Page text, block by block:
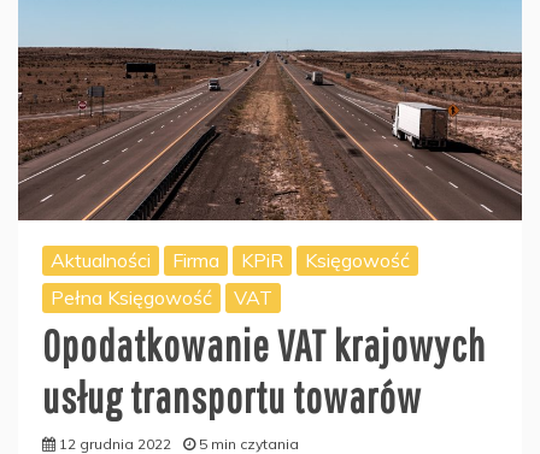
Aktualności Firma KPiR
Księgowość
Pełna Księgowość
VAT
Opodatkowanie VAT krajowych
usług transportu towarów
12 grudnia 2022 5 min czytania